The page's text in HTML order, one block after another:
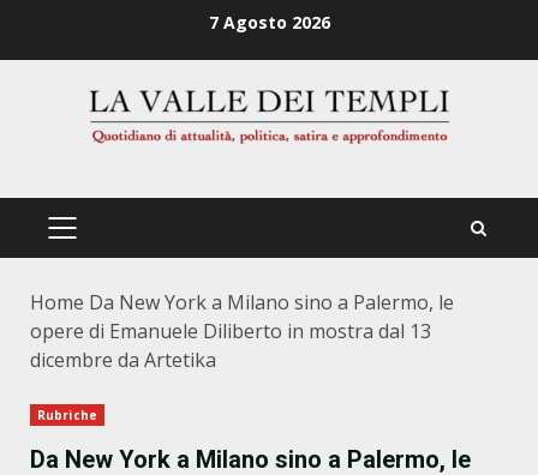
7 Agosto 2026
PRIMÄRES
Home Da New York a Milano sino a Palermo, le
opere di Emanuele Diliberto in mostra dal 13
dicembre da Artetika
Rubriche
Da New York a Milano sino a Palermo, le